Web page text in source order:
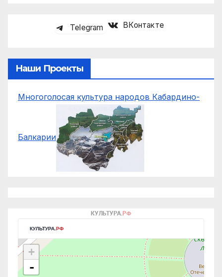
Telegram ВКонтакте
Наши Проекты
Многоголосая культура народов Кабардино-
Балкарии